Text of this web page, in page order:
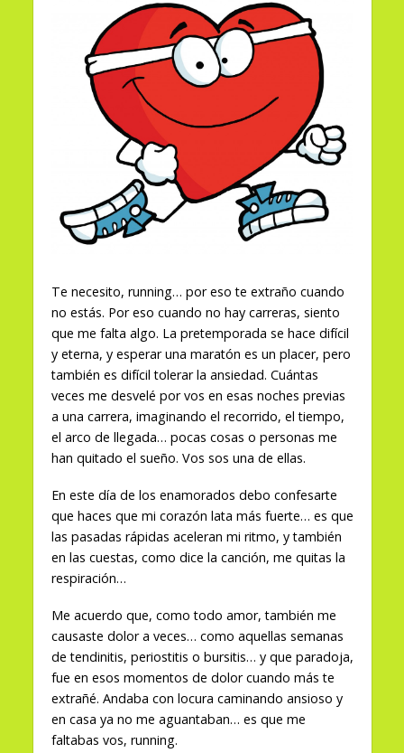
Te necesito, running… por eso te extraño cuando
no estás. Por eso cuando no hay carreras, siento
que me falta algo. La pretemporada se hace difícil
y eterna, y esperar una maratón es un placer, pero
también es difícil tolerar la ansiedad. Cuántas
veces me desvelé por vos en esas noches previas
a una carrera, imaginando el recorrido, el tiempo,
el arco de llegada… pocas cosas o personas me
han quitado el sueño. Vos sos una de ellas.
En este día de los enamorados debo confesarte
que haces que mi corazón lata más fuerte… es que
las pasadas rápidas aceleran mi ritmo, y también
en las cuestas, como dice la canción, me quitas la
respiración…
Me acuerdo que, como todo amor, también me
causaste dolor a veces… como aquellas semanas
de tendinitis, periostitis o bursitis… y que paradoja,
fue en esos momentos de dolor cuando más te
extrañé. Andaba con locura caminando ansioso y
en casa ya no me aguantaban… es que me
faltabas vos, running.